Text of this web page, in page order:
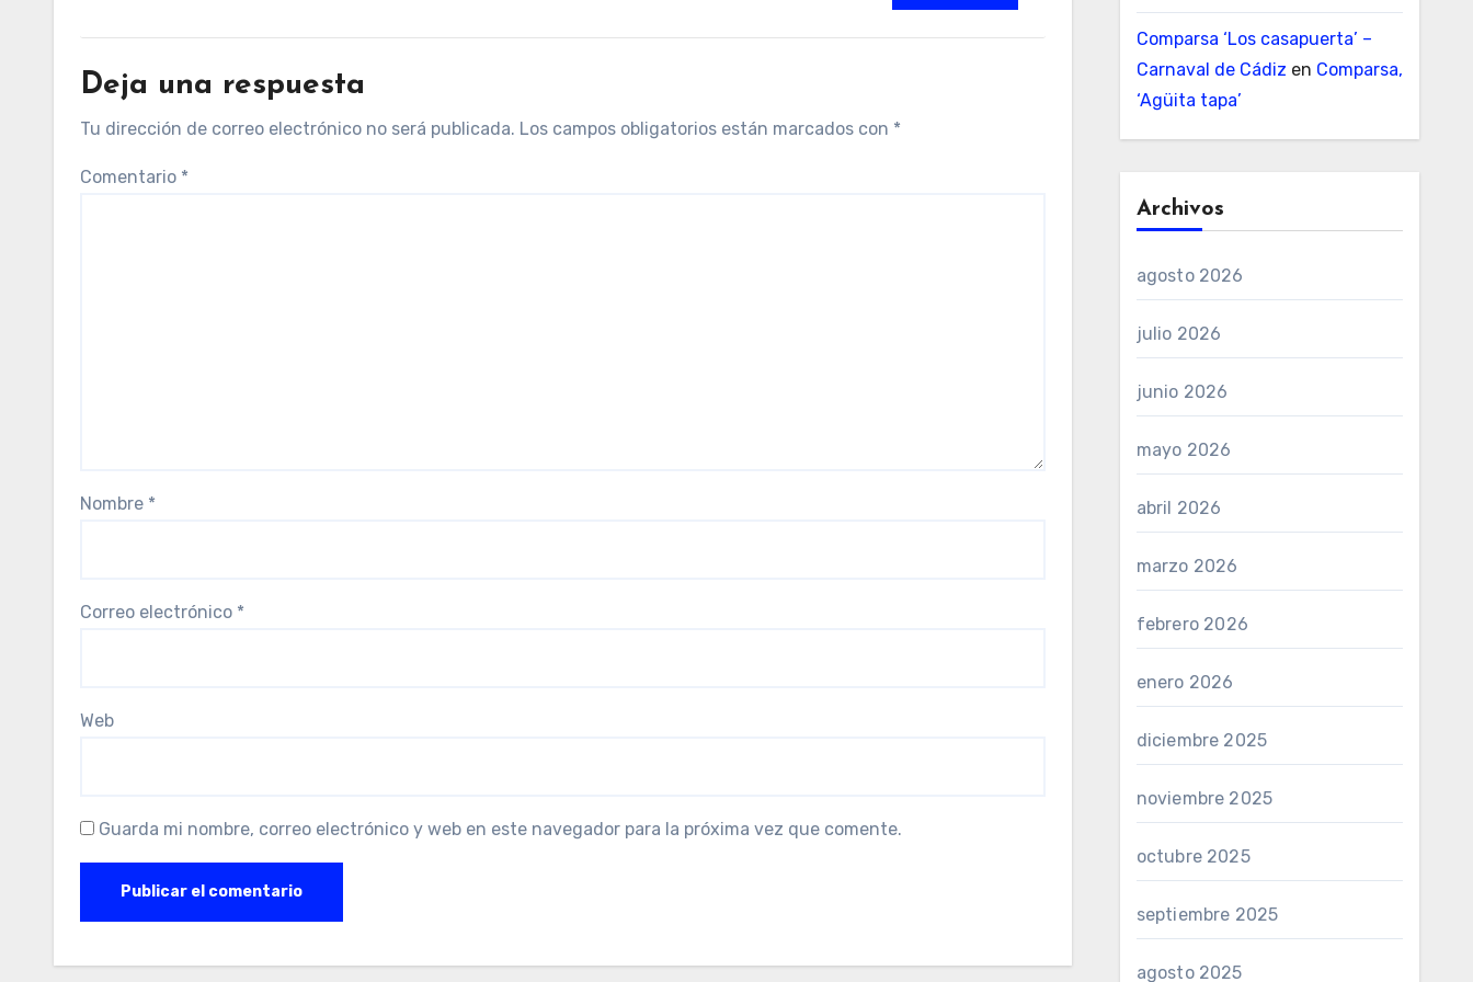
Deja una respuesta
Tu dirección de correo electrónico no será publicada. Los campos obligatorios están marcados con *
Comentario *
Nombre *
Correo electrónico *
Web
Guarda mi nombre, correo electrónico y web en este navegador para la próxima vez que comente.
Comparsa ‘Los casapuerta’ –
Carnaval de Cádiz en Comparsa,
‘Agüita tapa’
Archivos
agosto 2026
julio 2026
junio 2026
mayo 2026
abril 2026
marzo 2026
febrero 2026
enero 2026
diciembre 2025
noviembre 2025
octubre 2025
septiembre 2025
agosto 2025